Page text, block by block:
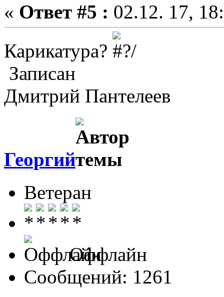
« Ответ #5 : 02.12. 17,
Карикатура?
Записан
Дмитрий Пантелеев
Георгий
Ветеран
Оффлайн
Сообщений: 1261